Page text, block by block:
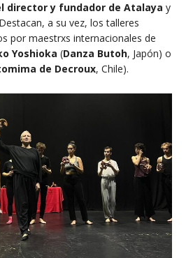
director y fundador de Atalaya y
a su vez, los talleres
por maestrxs internacionales de
Yoshioka (Danza Butoh, Japón) o
de Decroux, Chile).